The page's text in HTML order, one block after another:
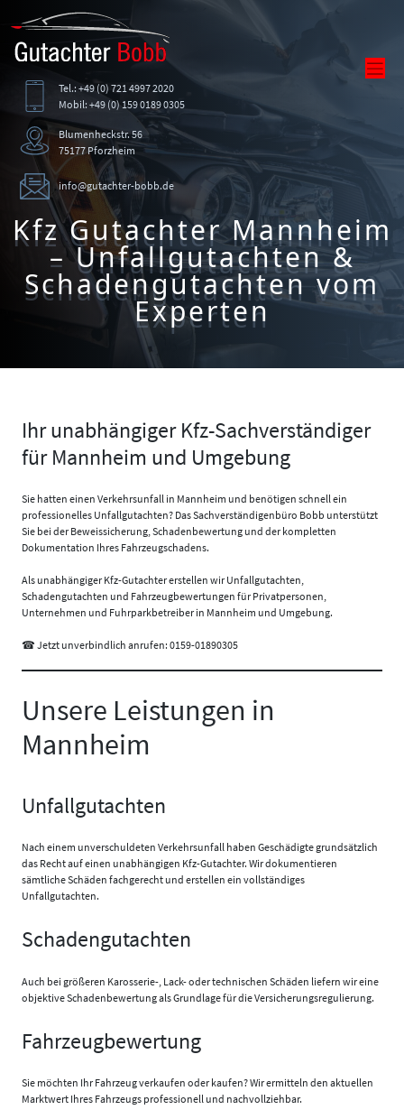
Tel.: +49 (0) 721 4997 2020
Mobil: +49 (0) 159 0189 0305
Blumenheckstr. 56
75177 Pforzheim
info@gutachter-bobb.de
Kfz Gutachter Mannheim
– Unfallgutachten &
Schadengutachten vom
Experten
Ihr unabhängiger Kfz-Sachverständiger
für Mannheim und Umgebung
Sie hatten einen Verkehrsunfall in Mannheim und benötigen schnell ein
professionelles Unfallgutachten? Das Sachverständigenbüro Bobb unterstützt
Sie bei der Beweissicherung, Schadenbewertung und der kompletten
Dokumentation Ihres Fahrzeugschadens.
Als unabhängiger Kfz-Gutachter erstellen wir Unfallgutachten,
Schadengutachten und Fahrzeugbewertungen für Privatpersonen,
Unternehmen und Fuhrparkbetreiber in Mannheim und Umgebung.
☎ Jetzt unverbindlich anrufen: 0159-01890305
Unsere Leistungen in
Mannheim
Unfallgutachten
Nach einem unverschuldeten Verkehrsunfall haben Geschädigte grundsätzlich
das Recht auf einen unabhängigen Kfz-Gutachter. Wir dokumentieren
sämtliche Schäden fachgerecht und erstellen ein vollständiges
Unfallgutachten.
Schadengutachten
Auch bei größeren Karosserie-, Lack- oder technischen Schäden liefern wir eine
objektive Schadenbewertung als Grundlage für die Versicherungsregulierung.
Fahrzeugbewertung
Sie möchten Ihr Fahrzeug verkaufen oder kaufen? Wir ermitteln den aktuellen
Marktwert Ihres Fahrzeugs professionell und nachvollziehbar.